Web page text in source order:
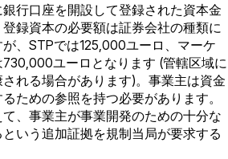
行口座を開設して登録された資本金
録資本の必要額は証券会社の種類に
、STPでは125,000ユーロ、マーケ
ユーロとなります (管轄区域に
れる場合があります)。事業主は資金
ための参照を持つ必要があります。
、事業主が事業開発のための十分な
いう追加証拠を規制当局が要求する